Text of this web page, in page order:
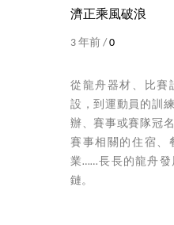
濟正乘風破浪
3 年前 /0
從龍舟器材、比賽
設，到運動員的訓
辦、賽事或賽隊冠
賽事相關的住宿、
業……長長的龍舟發
鏈。